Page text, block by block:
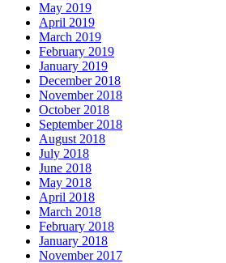
May 2019
April 2019
March 2019
February 2019
January 2019
December 2018
November 2018
October 2018
September 2018
August 2018
July 2018
June 2018
May 2018
April 2018
March 2018
February 2018
January 2018
November 2017